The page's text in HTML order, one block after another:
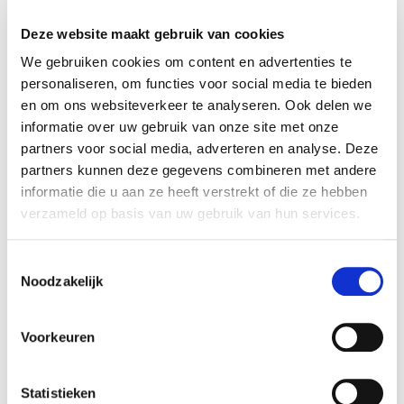
Deze website maakt gebruik van cookies
We gebruiken cookies om content en advertenties te
personaliseren, om functies voor social media te bieden
en om ons websiteverkeer te analyseren. Ook delen we
informatie over uw gebruik van onze site met onze
partners voor social media, adverteren en analyse. Deze
partners kunnen deze gegevens combineren met andere
informatie die u aan ze heeft verstrekt of die ze hebben
verzameld op basis van uw gebruik van hun services.
Noodzakelijk
Voorkeuren
Statistieken
Als die verdwijnen, verlies je meer dan je wint.
2. Waar creëren we nieuwe ruimte voor
verbinding?
Als AI taken overneemt, wat doen we met de
vrijgekomen tijd? Meer taken erbij proppen? Of
investeren in wat echt telt: mensen leren kennen,
vertrouwen opbouwen, samen nadenken over
richting?
zichtbaar?
blijven zien als mens, niet als functie? Begin
minuten waarin iedereen deelt: hoe kom ik hier